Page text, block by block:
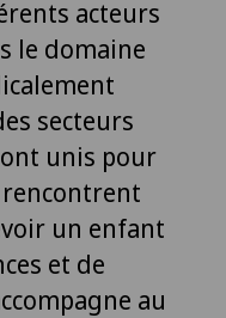
acteurs
le domaine
secteurs
unis pour
un enfant
et de
au